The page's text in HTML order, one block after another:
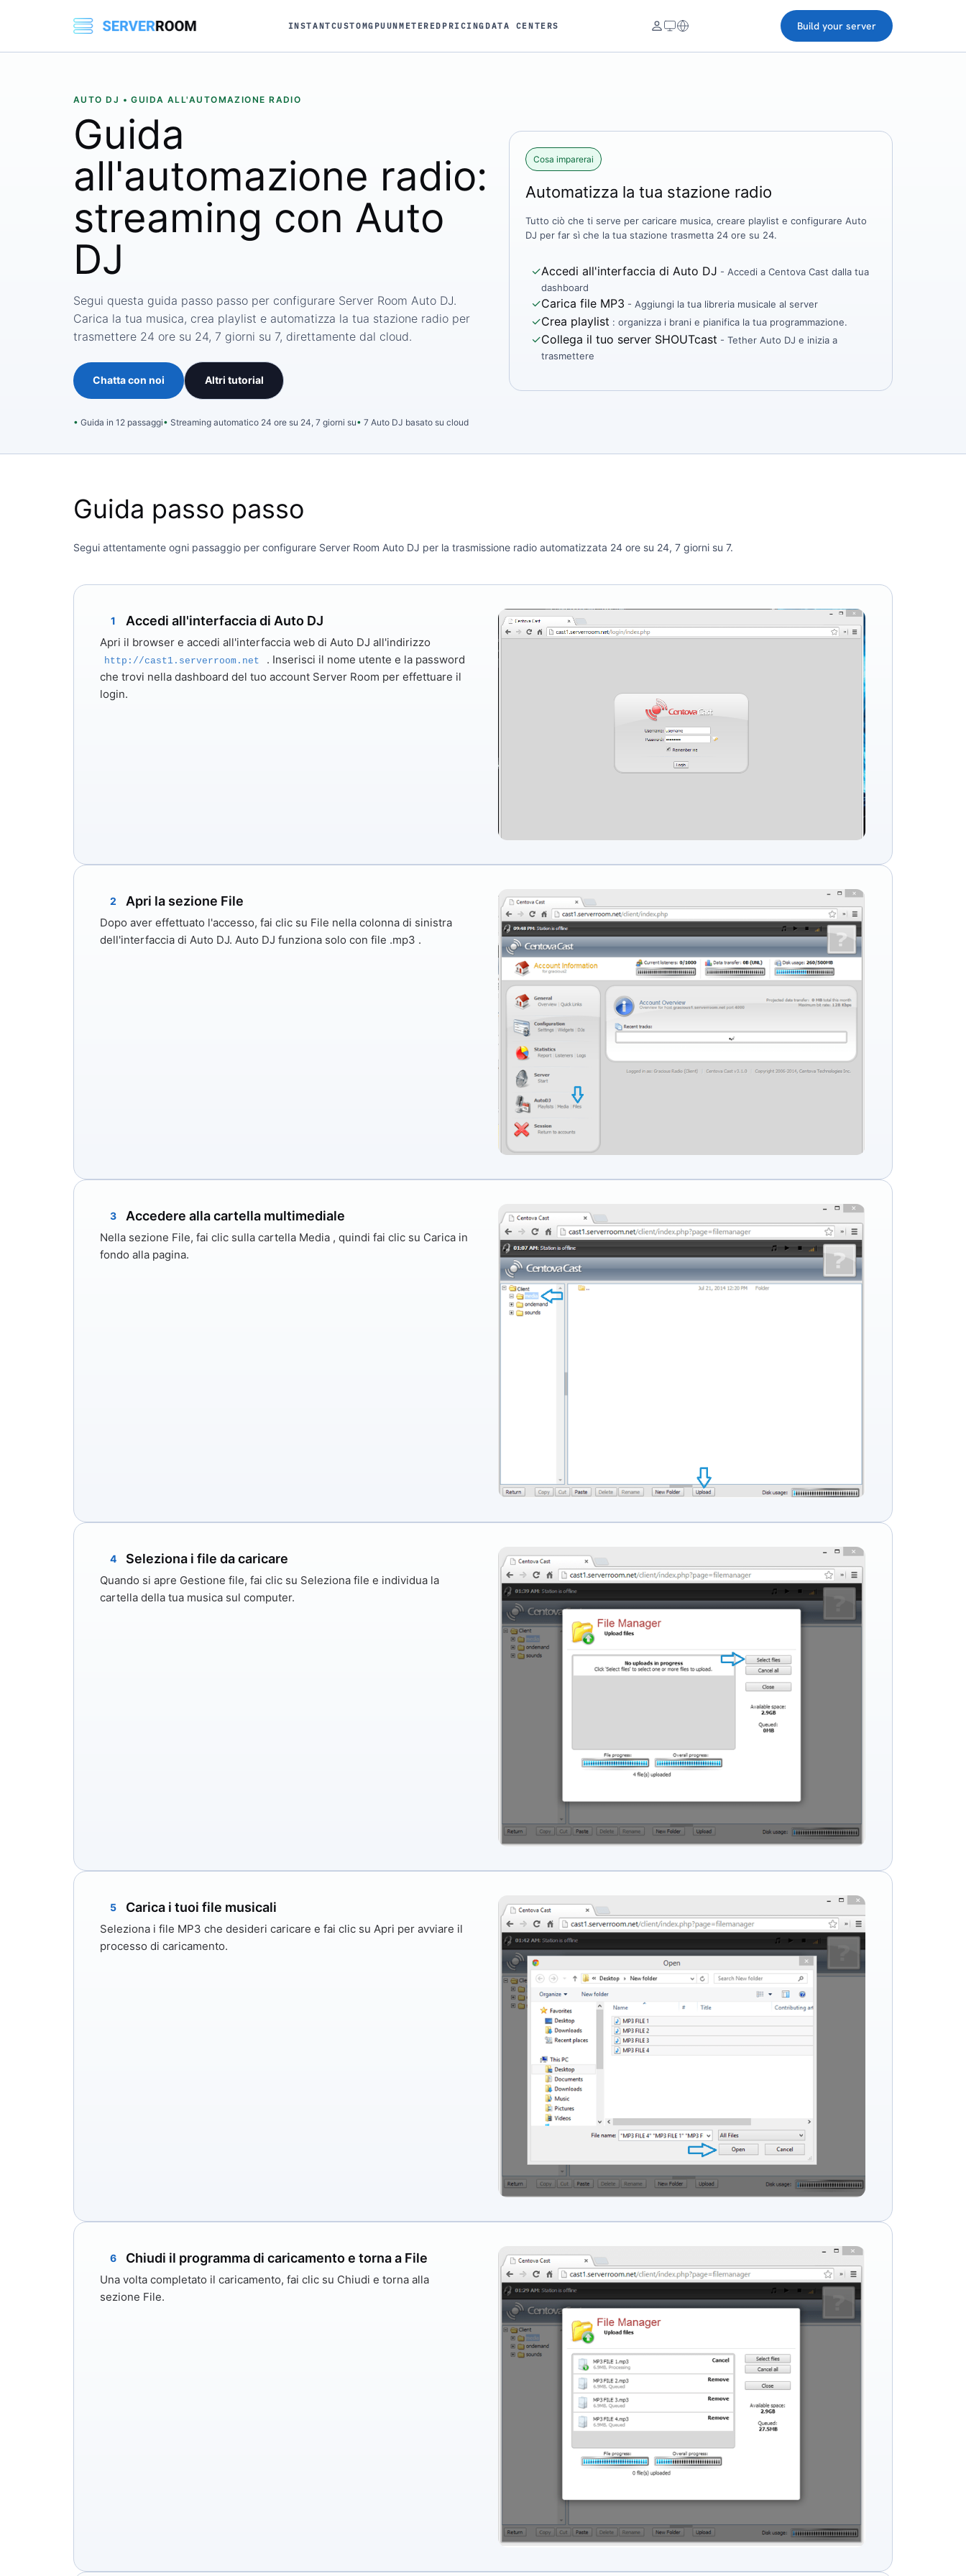
INSTANTCUSTOMGPUUNMETERED PRICING DATA CENTERS Build your server
AUTO DJ • GUIDA ALL'AUTOMAZIONE RADIO
Guida
all'automazione radio:
streaming con Auto
DJ
Segui questa guida passo passo per configurare Server Room Auto DJ.
Carica la tua musica, crea playlist e automatizza la tua stazione radio per
trasmettere 24 ore su 24, 7 giorni su 7, direttamente dal cloud.
Chatta con noi Altri tutorial
Guida in 12 passaggi Streaming automatico 24 ore su 24, 7 giorni su 7 Auto DJ basato su cloud
Cosa imparerai
Automatizza la tua stazione radio
Tutto ciò che ti serve per caricare musica, creare playlist e configurare Auto
DJ per far sì che la tua stazione trasmetta 24 ore su 24.
✓Accedi all'interfaccia di Auto DJ - Accedi a Centova Cast dalla tua
dashboard
✓Carica file MP3 - Aggiungi la tua libreria musicale al server
✓Crea playlist : organizza i brani e pianifica la tua programmazione.
✓Collega il tuo server SHOUTcast - Tether Auto DJ e inizia a
trasmettere
Guida passo passo
Segui attentamente ogni passaggio per configurare Server Room Auto DJ per la trasmissione radio automatizzata 24 ore su 24, 7 giorni su 7.
1 Accedi all'interfaccia di Auto DJ
Apri il browser e accedi all'interfaccia web di Auto DJ all'indirizzo
http://cast1.serverroom.net
. Inserisci il nome utente e la password
che trovi nella dashboard del tuo account Server Room per effettuare il
login.
2 Apri la sezione File
Dopo aver effettuato l'accesso, fai clic su File nella colonna di sinistra
dell'interfaccia di Auto DJ. Auto DJ funziona solo con file .mp3 .
3 Accedere alla cartella multimediale
Nella sezione File, fai clic sulla cartella Media , quindi fai clic su Carica in
fondo alla pagina.
4 Seleziona i file da caricare
Quando si apre Gestione file, fai clic su Seleziona file e individua la
cartella della tua musica sul computer.
5 Carica i tuoi file musicali
Seleziona i file MP3 che desideri caricare e fai clic su Apri per avviare il
processo di caricamento.
6 Chiudi il programma di caricamento e torna a File
Una volta completato il caricamento, fai clic su Chiudi e torna alla
sezione File.